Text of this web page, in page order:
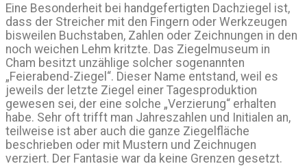
Eine Besonderheit bei handgefertigten Dachziegel ist,
dass der Streicher mit den Fingern oder Werkzeugen
bisweilen Buchstaben, Zahlen oder Zeichnungen in den
noch weichen Lehm kritzte. Das Ziegelmuseum in
Cham besitzt unzählige solcher sogenannten
„Feierabend-Ziegel“. Dieser Name entstand, weil es
jeweils der letzte Ziegel einer Tagesproduktion
gewesen sei, der eine solche „Verzierung“ erhalten
habe. Sehr oft trifft man Jahreszahlen und Initialen an,
teilweise ist aber auch die ganze Ziegelfläche
beschrieben oder mit Mustern und Zeichnugen
verziert. Der Fantasie war da keine Grenzen gesetzt.